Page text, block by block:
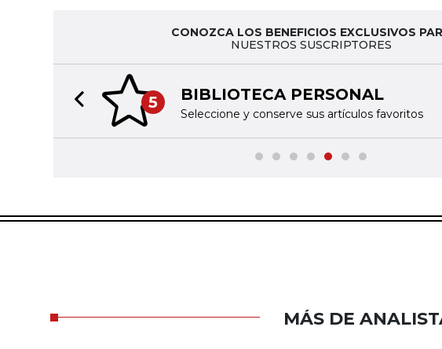
CONOZCA LOS BENEFICIOS EXCLUSIVOS
NUESTROS SUSCRIPTORES
5 BIBLIOTECA PERSONAL
Seleccione y conserve sus artículos favoritos
Previous slide
MÁS DE